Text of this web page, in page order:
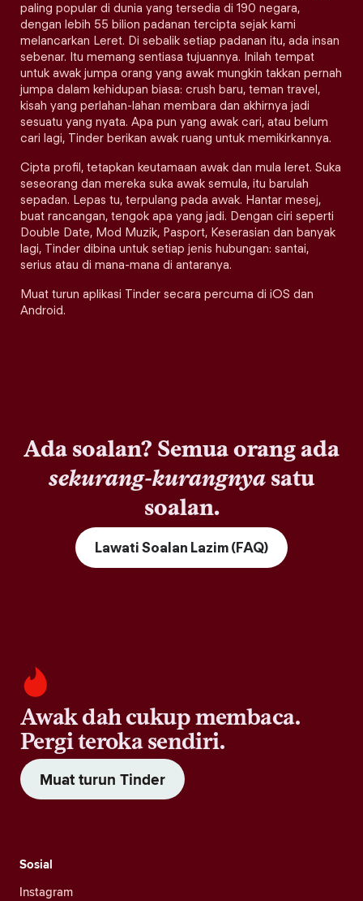
paling popular di dunia yang tersedia di 190 negara,
dengan lebih 55 bilion padanan tercipta sejak kami
melancarkan Leret. Di sebalik setiap padanan itu, ada insan
sebenar. Itu memang sentiasa tujuannya. Inilah tempat
untuk awak jumpa orang yang awak mungkin takkan pernah
jumpa dalam kehidupan biasa: crush baru, teman travel,
kisah yang perlahan-lahan membara dan akhirnya jadi
sesuatu yang nyata. Apa pun yang awak cari, atau belum
cari lagi, Tinder berikan awak ruang untuk memikirkannya.
Cipta profil, tetapkan keutamaan awak dan mula leret. Suka
seseorang dan mereka suka awak semula, itu barulah
sepadan. Lepas tu, terpulang pada awak. Hantar mesej,
buat rancangan, tengok apa yang jadi. Dengan ciri seperti
Double Date, Mod Muzik, Pasport, Keserasian dan banyak
lagi, Tinder dibina untuk setiap jenis hubungan: santai,
serius atau di mana-mana di antaranya.
Muat turun aplikasi Tinder secara percuma di iOS dan
Android.
Ada soalan? Semua orang ada
sekurang-kurangnya satu
soalan.
Lawati Soalan Lazim (FAQ)
Awak dah cukup membaca.
Pergi teroka sendiri.
Muat turun Tinder
Sosial
Instagram